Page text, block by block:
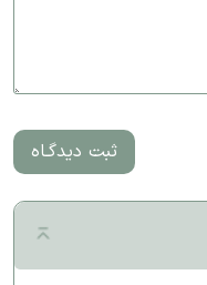
ثبت دیدگـاه